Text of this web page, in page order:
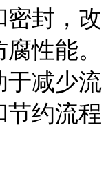
密封，改
性能。
于减少流
节约流程